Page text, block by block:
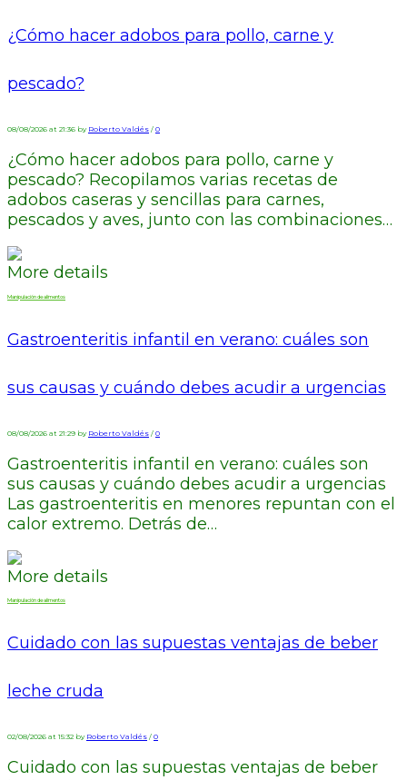
¿Cómo hacer adobos para pollo, carne y
pescado?
08/08/2026 at 21:36 by Roberto Valdés / 0
¿Cómo hacer adobos para pollo, carne y
pescado? Recopilamos varias recetas de
adobos caseras y sencillas para carnes,
pescados y aves, junto con las combinaciones…
More details
Manipulación de alimentos
Gastroenteritis infantil en verano: cuáles son
sus causas y cuándo debes acudir a urgencias
08/08/2026 at 21:29 by Roberto Valdés / 0
Gastroenteritis infantil en verano: cuáles son
sus causas y cuándo debes acudir a urgencias
Las gastroenteritis en menores repuntan con el
calor extremo. Detrás de…
More details
Manipulación de alimentos
Cuidado con las supuestas ventajas de beber
leche cruda
02/08/2026 at 15:32 by Roberto Valdés / 0
Cuidado con las supuestas ventajas de beber